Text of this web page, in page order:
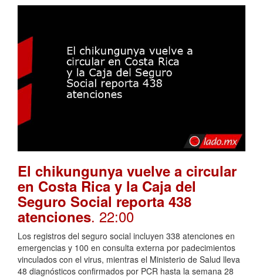
El chikungunya vuelve a circular
en Costa Rica y la Caja del
Seguro Social reporta 438
atenciones. 22:00
Los registros del seguro social incluyen 338 atenciones en
emergencias y 100 en consulta externa por padecimientos
vinculados con el virus, mientras el Ministerio de Salud lleva
48 diagnósticos confirmados por PCR hasta la semana 28